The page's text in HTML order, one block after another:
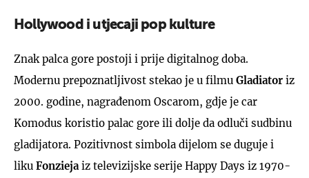
Hollywood i utjecaji pop kulture
Znak palca gore postoji i prije digitalnog doba.
Modernu prepoznatljivost stekao je u filmu Gladiator iz
2000. godine, nagrađenom Oscarom, gdje je car
Komodus koristio palac gore ili dolje da odluči sudbinu
gladijatora. Pozitivnost simbola dijelom se duguje i
liku Fonzieja iz televizijske serije Happy Days iz 1970-